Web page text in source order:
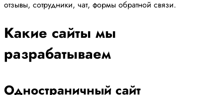
отзывы, сотрудники, чат, формы обратной связи.
Какие сайты мы
разрабатываем
Одностраничный сайт